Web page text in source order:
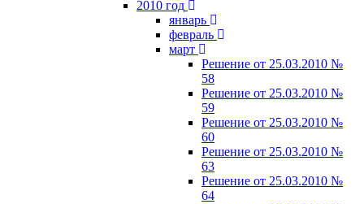
2010 год
январь
февраль
март
Решение от 25.03.2010 №
58
Решение от 25.03.2010 №
59
Решение от 25.03.2010 №
60
Решение от 25.03.2010 №
63
Решение от 25.03.2010 №
64